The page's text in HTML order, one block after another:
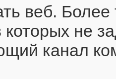
веб.
не
канал